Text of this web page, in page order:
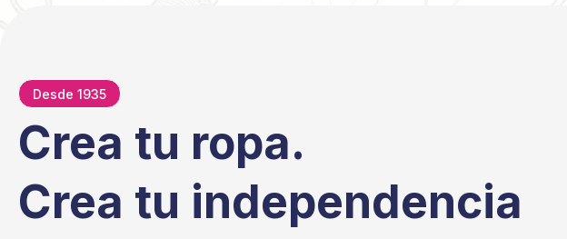
Desde 1935
Crea tu ropa.
Crea tu independencia